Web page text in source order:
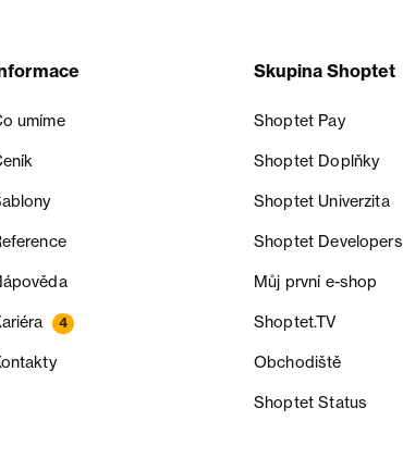
umíme
4
Skupina Shoptet
Shoptet Pay
Shoptet Doplňky
Shoptet Univerzita
Shoptet Developers
Můj první e-shop
Shoptet.TV
Obchodiště
Shoptet Status